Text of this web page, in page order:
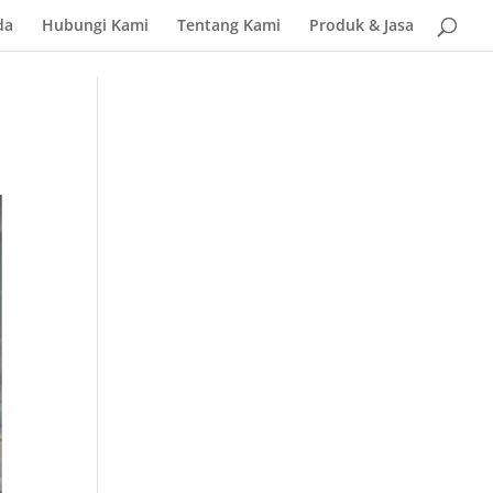
Hubungi Kami Tentang Kami Produk & Jasa